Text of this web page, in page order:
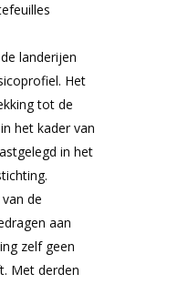
landerijen
Het
tot de
het kader van
in het
de
aan
zelf geen
Met derden